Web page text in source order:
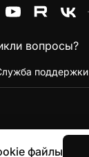
вопросы?
поддержки
файлы